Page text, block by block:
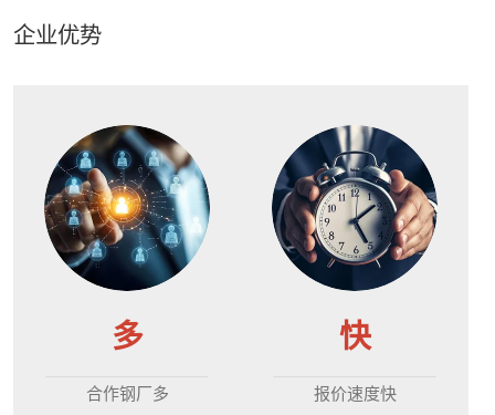
企业优势
多
合作钢厂多
快
报价速度快